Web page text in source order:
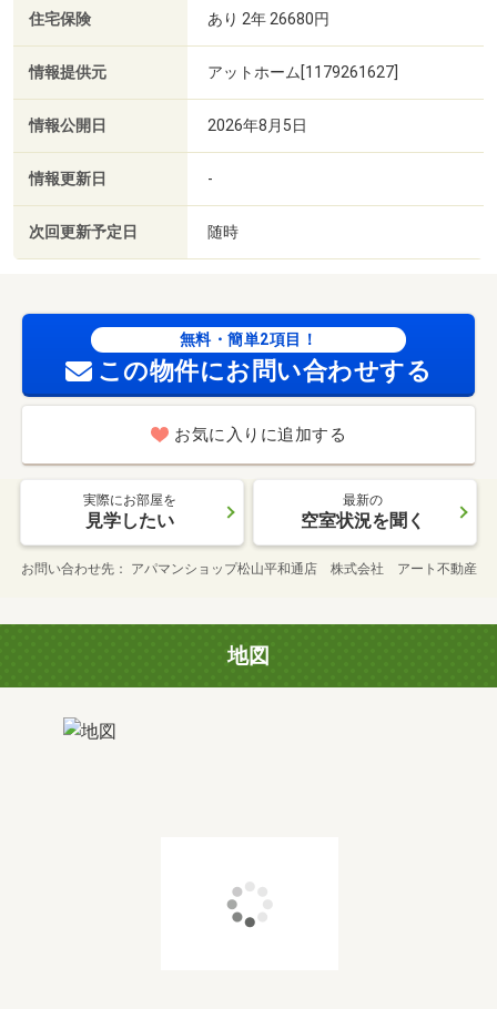
住宅保険 あり 2年 26680円
情報提供元 アットホーム[1179261627]
情報公開日 2026年8月5日
情報更新日 -
次回更新予定日 随時
無料・簡単2項目！
この物件にお問い合わせする
お気に入りに追加する
実際にお部屋を
見学したい
最新の
空室状況を聞く
お問い合わせ先 アパマンショップ松山平和通店 株式会社 アート不動産
地図